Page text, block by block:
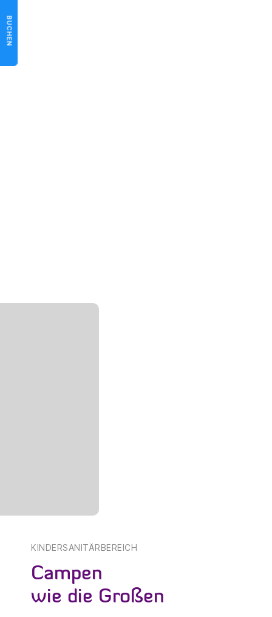
BUCHEN
KINDERSANITÄRBEREICH
Campen
wie die Großen